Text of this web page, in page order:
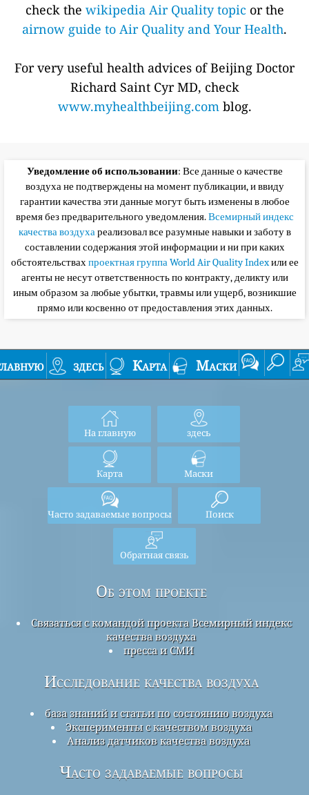
check the wikipedia Air Quality topic or the
airnow guide to Air Quality and Your Health.
For very useful health advices of Beijing Doctor
Richard Saint Cyr MD, check
www.myhealthbeijing.comblog.
Уведомление об использовании: Все данные о качестве
воздуха не подтверждены на момент публикации, и ввиду
гарантии качества эти данные могут быть изменены в любое
время без предварительного уведомления.Всемирный индекс
качества воздухареализовал все разумные навыки и заботу в
составлении содержания этой информации и ни при каких
обстоятельствахпроектная группа World Air Quality Indexили ее
агенты не несут ответственность по контракту, деликту или
иным образом за любые убытки, травмы или ущерб, возникшие
прямо или косвенно от предоставления этих данных.
здесь Карта Маски
На главную здесь
Карта Маски
Часто задаваемые вопросы Поиск
Обратная связь
Об этом проекте
Связаться с командой проекта Всемирный индекс
качества воздуха
пресса и СМИ
Исследование качества воздуха
база знаний и статьи по состоянию воздуха
Эксперименты с качеством воздуха
Анализ датчиков качества воздуха
Часто задаваемые вопросы